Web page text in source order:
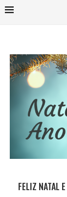
FELIZ NATAL